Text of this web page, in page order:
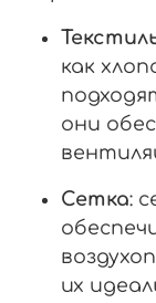
как
они
Сетка:
их